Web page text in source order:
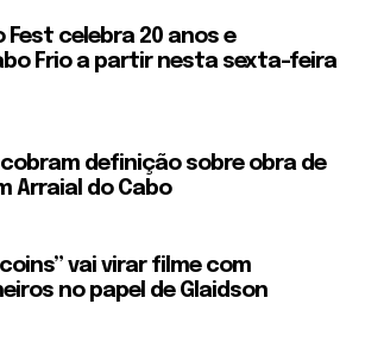
Fest celebra 20 anos e
Frio a partir nesta sexta-feira
definição sobre obra de
Arraial do Cabo
vai virar filme com
no papel de Glaidson